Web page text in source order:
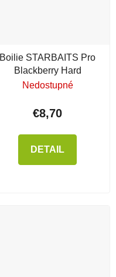
Boilie STARBAITS Pro
Blackberry Hard
Nedostupné
€8,70
DETAIL